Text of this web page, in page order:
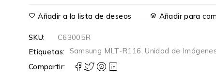
Añadir a la lista de deseos Añadir para
SKU:
C63005R
Etiquetas: Samsung MLT-R116,Unidad de
Compartir: